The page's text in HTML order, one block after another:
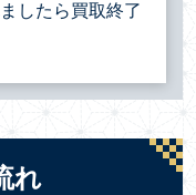
したら買取終了
れ